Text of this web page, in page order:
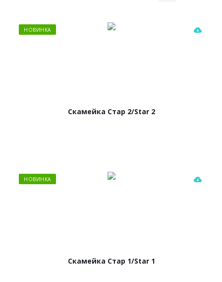
НОВИНКА
Скамейка Стар 2/Star 2
НОВИНКА
Скамейка Стар 1/Star 1